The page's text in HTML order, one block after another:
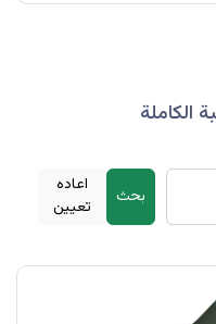
الكاملة
بحث
اعاده
تعيين